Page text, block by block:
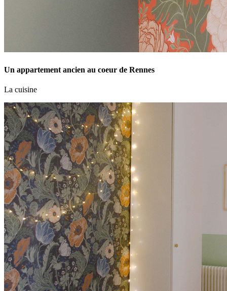
Un appartement ancien au coeur de Rennes
La cuisine